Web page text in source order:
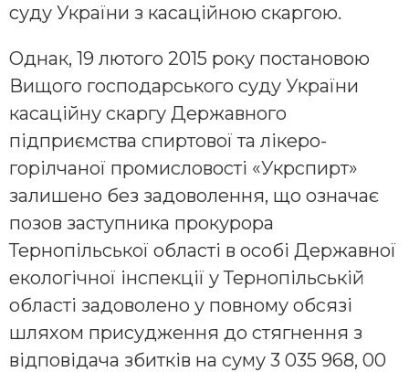
суду України з касаційною скаргою.
Однак, 19 лютого 2015 року постановою
Вищого господарського суду України
касаційну скаргу Державного
підприємства спиртової та лікеро-
горілчаної промисловості «Укрспирт»
залишено без задоволення, що означає
позов заступника прокурора
Тернопільської області в особі Державної
екологічної інспекції у Тернопільській
області задоволено у повному обсязі
шляхом присудження до стягнення з
відповідача збитків на суму 3 035 968, 00